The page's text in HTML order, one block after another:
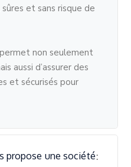
et sans risque de
non seulement
aussi d’assurer des
et sécurisés pour
propose une société